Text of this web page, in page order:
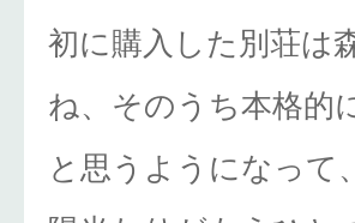
初に購入した別荘は
ね、そのうち本格的
と思うようになって